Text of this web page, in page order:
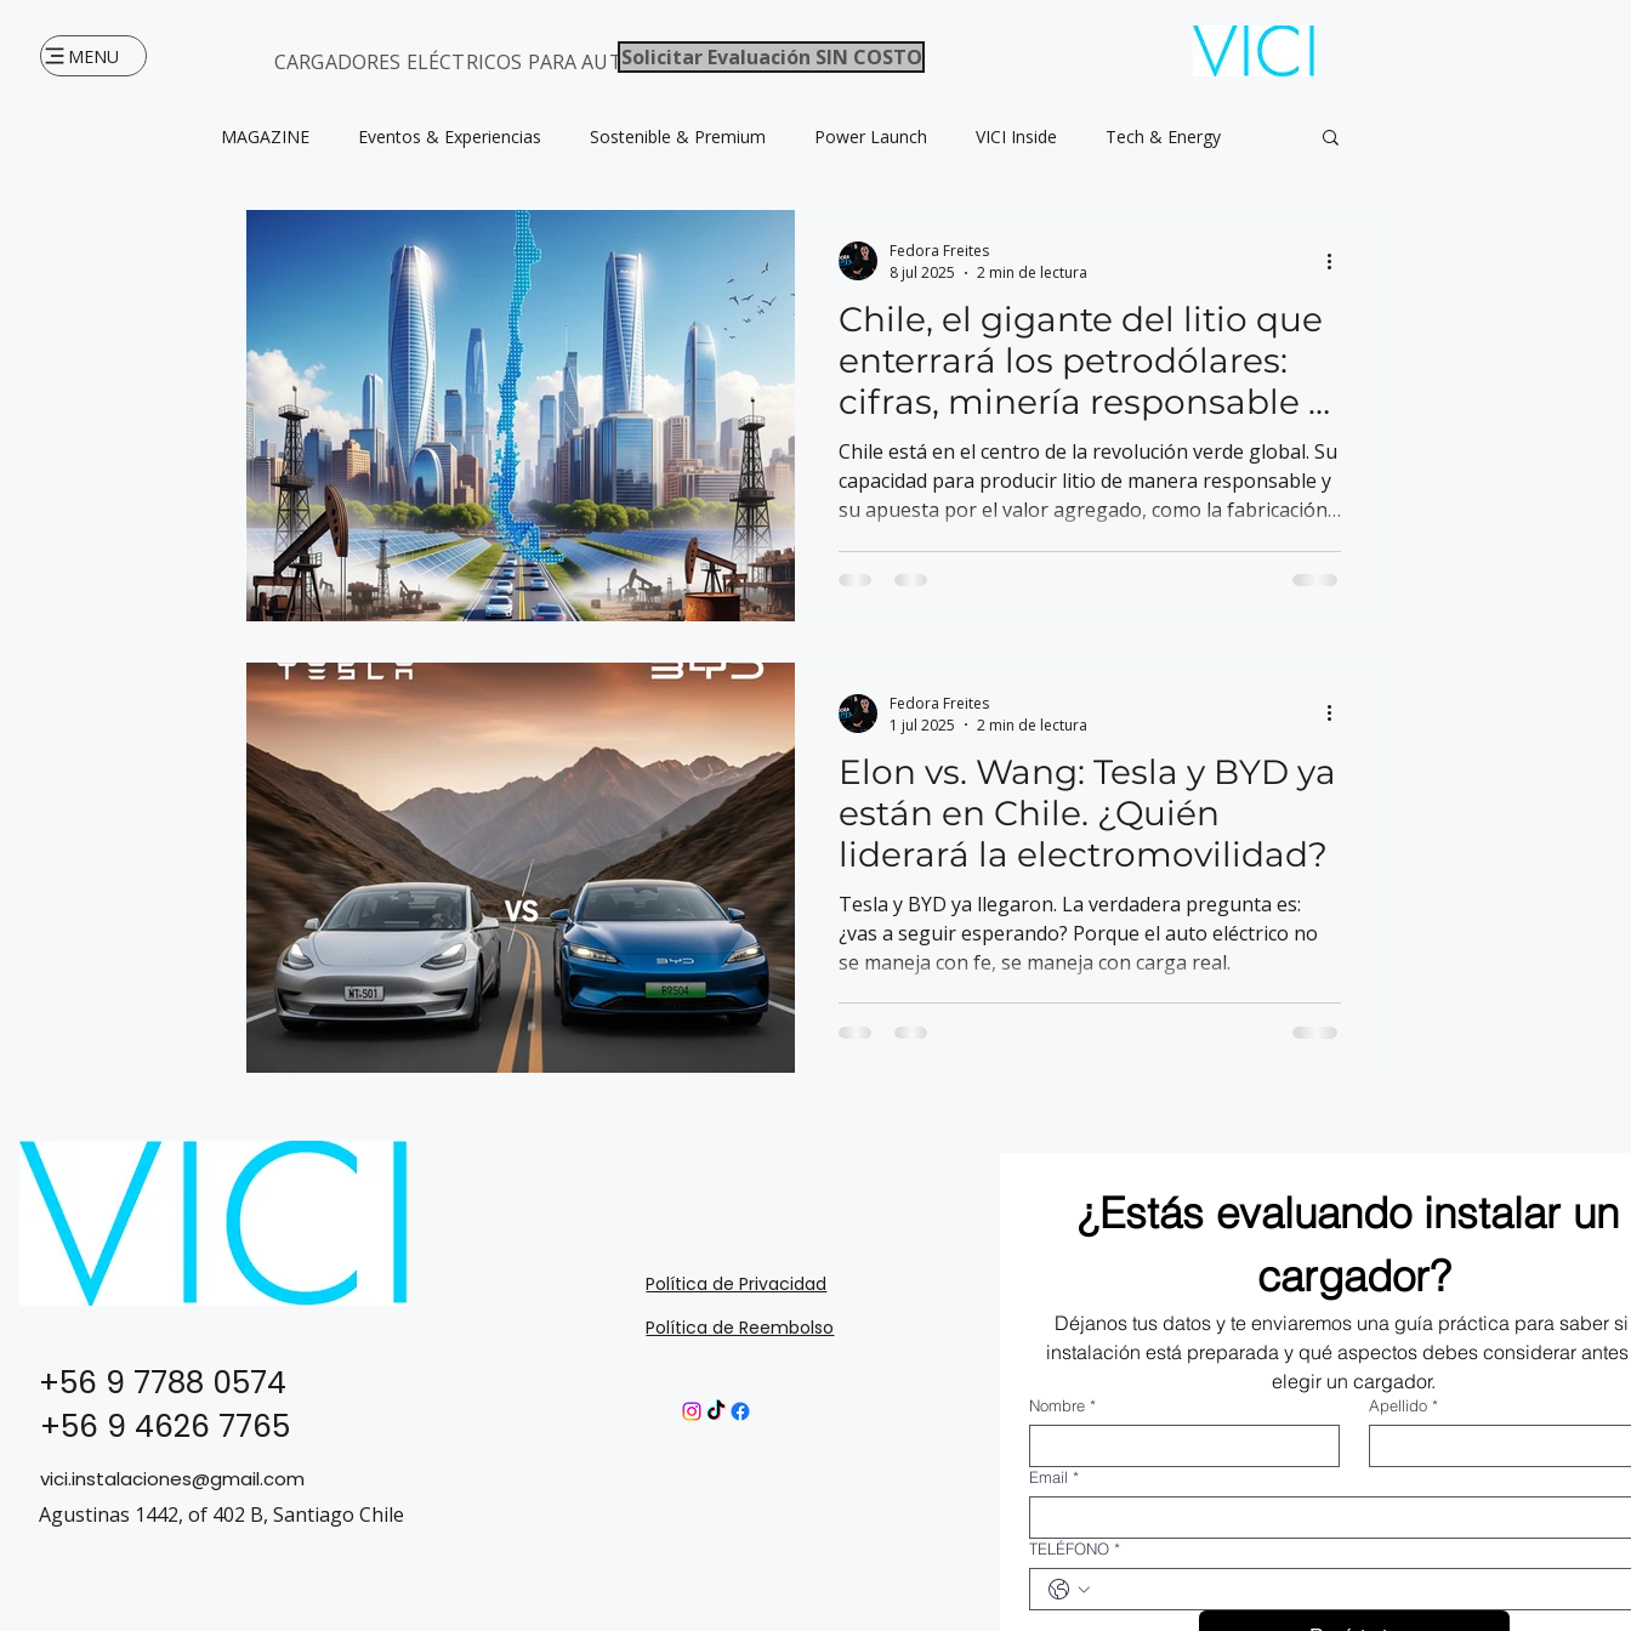
MENU CARGADORES ELÉCTRICOS PARA AUTOS / ELECTROMOVILIDAD CHILE
Solicitar Evaluación SIN COSTO
MAGAZINE Eventos & Experiencias Sostenible & Premium Power Launch VICI Inside Tech & Energy
Chile, el gigante del litio que
enterrará los petrodólares:
cifras, minería responsable y
tecnología
Chile está en el centro de la revolución verde global. Su
capacidad para producir litio de manera responsable y
su apuesta por el valor agregado, como la fabricación
Fedora Freites
8 jul 2025
2 min de lectura
Elon vs. Wang: Tesla y BYD ya
están en Chile. ¿Quién
liderará la electromovilidad?
Tesla y BYD ya llegaron. La verdadera pregunta es:
¿vas a seguir esperando? Porque el auto eléctrico no
se maneja con fe, se maneja con carga real.
Fedora Freites
1 jul 2025
2 min de lectura
+56 9 7788 0574
+56 9 4626 7765
vici.instalaciones@gmail.com
Agustinas 1442, of 402 B, Santiago Chile
Política de Privacidad
Política de Reembolso
¿Estás evaluando instalar un
cargador?
Déjanos tus datos y te enviaremos una guía práctica para saber
instalación está preparada y qué aspectos debes considerar
elegir un cargador.
Nombre * Apellido *
Email *
TELÉFONO *